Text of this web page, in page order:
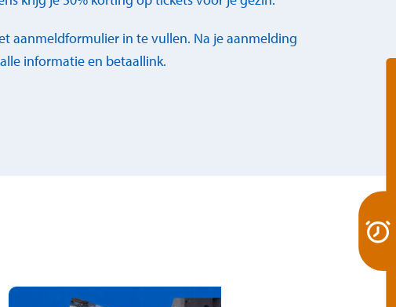
aanmeldformulier in te vullen. Na je aanmelding
informatie en betaallink.